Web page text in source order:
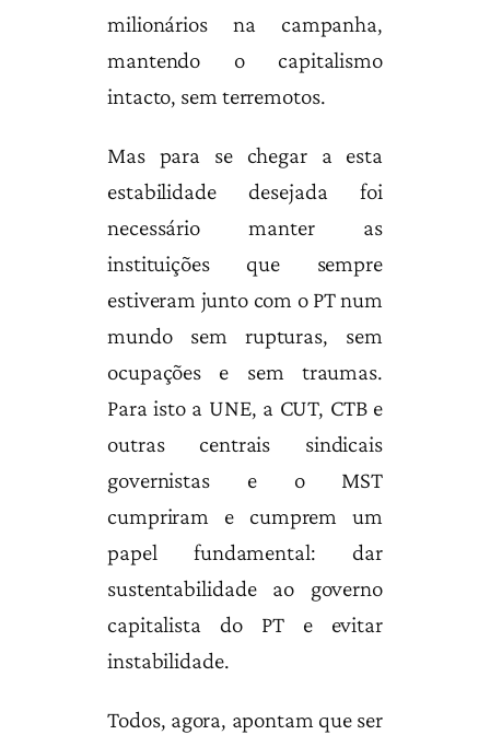
milionários na campanha,
mantendo o capitalismo
intacto, sem terremotos.
Mas para se chegar a esta
estabilidade desejada foi
necessário manter as
instituições que sempre
estiveram junto com o PT num
mundo sem rupturas, sem
ocupações e sem traumas.
Para isto a UNE, a CUT, CTB e
outras centrais sindicais
governistas e o MST
cumpriram e cumprem um
papel fundamental: dar
sustentabilidade ao governo
capitalista do PT e evitar
instabilidade.
Todos, agora, apontam que ser